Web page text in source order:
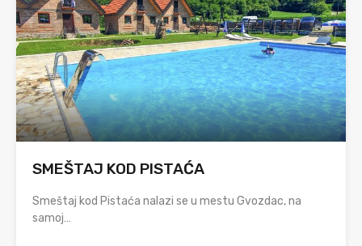
SMEŠTAJ KOD PISTAĆA
Smeštaj kod Pistaća nalazi se u mestu Gvozdac, na
samoj…